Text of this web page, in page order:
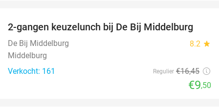
42%
2-gangen keuzelunch bij De Bij Middelburg
De Bij Middelburg 8.2 star
Middelburg
Verkocht: 161
Regulier €16,45
€9,50